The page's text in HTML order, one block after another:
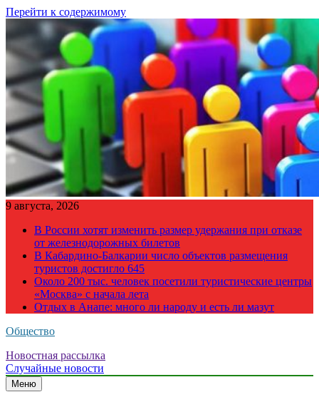
Перейти к содержимому
9 августа, 2026
В России хотят изменить размер удержания при отказе
от железнодорожных билетов
В Кабардино-Балкарии число объектов размещения
туристов достигло 645
Около 200 тыс. человек посетили туристические центры
«Москва» с начала лета
Отдых в Анапе: много ли народу и есть ли мазут
Общество
Новостная рассылка
Случайные новости
Меню